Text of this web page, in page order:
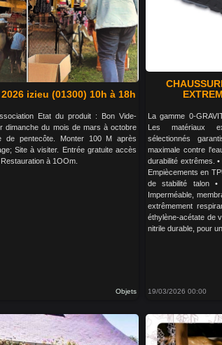
izieu (01300) 10h à 18h
Etat du produit : Bon Vide-
dimanche du mois de mars à octobre
de pentecôte. Monter 100 M après
Site à visiter. Entrée gratuite accès
à 1OOm.
Objets
La gamme 0-
Les matériaux
sélectionnés
maximale contre
durabilité extrêmes.
Empiècements en
de stabilité talon •
Imperméable,
extrêmement
éthylène-acétate de
nitrile durable, pour
19/03/2026 00:00